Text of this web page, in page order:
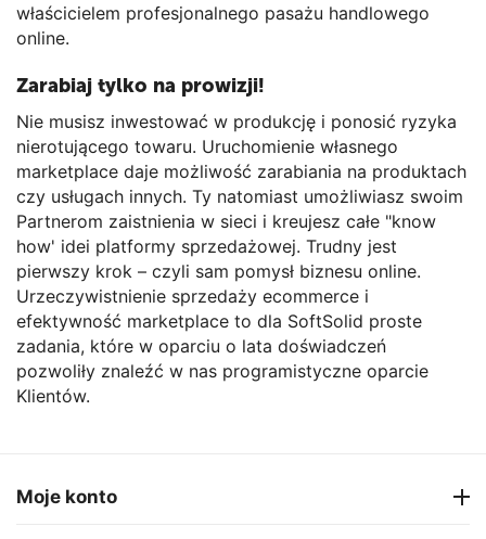
właścicielem profesjonalnego pasażu handlowego
online.
Zarabiaj tylko na prowizji!
Nie musisz inwestować w produkcję i ponosić ryzyka
nierotującego towaru. Uruchomienie własnego
marketplace daje możliwość zarabiania na produktach
czy usługach innych. Ty natomiast umożliwiasz swoim
Partnerom zaistnienia w sieci i kreujesz całe "know
how' idei platformy sprzedażowej. Trudny jest
pierwszy krok – czyli sam pomysł biznesu online.
Urzeczywistnienie sprzedaży ecommerce i
efektywność marketplace to dla SoftSolid proste
zadania, które w oparciu o lata doświadczeń
pozwoliły znaleźć w nas programistyczne oparcie
Klientów.
Moje konto